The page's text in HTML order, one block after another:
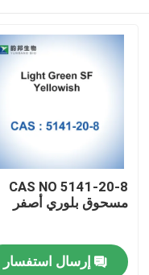
مسكن
CAS NO 5141-20-8
مسحوق بلوري أصفر
إرسال استفسار